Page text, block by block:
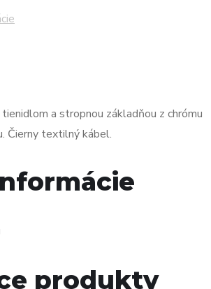
a stropnou základňou z chrómu
Čierny textilný kábel.
produkty